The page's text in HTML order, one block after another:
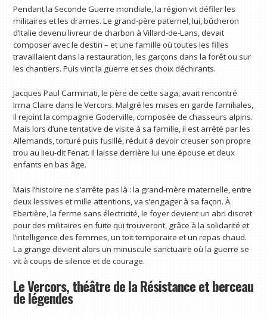
Pendant la Seconde Guerre mondiale, la région vit défiler les
militaires et les drames. Le grand-père paternel, lui, bûcheron
d’Italie devenu livreur de charbon à Villard-de-Lans, devait
composer avec le destin – et une famille où toutes les filles
travaillaient dans la restauration, les garçons dans la forêt ou sur
les chantiers. Puis vint la guerre et ses choix déchirants.
Jacques Paul Carminati, le père de cette saga, avait rencontré
Irma Claire dans le Vercors. Malgré les mises en garde familiales,
il rejoint la compagnie Goderville, composée de chasseurs alpins.
Mais lors d’une tentative de visite à sa famille, il est arrêté par les
Allemands, torturé puis fusillé, réduit à devoir creuser son propre
trou au lieu-dit Fenat. Il laisse derrière lui une épouse et deux
enfants en bas âge.
Mais l’histoire ne s’arrête pas là : la grand-mère maternelle, entre
deux lessives et mille attentions, va s’engager à sa façon. À
Ebertière, la ferme sans électricité, le foyer devient un abri discret
pour des militaires en fuite qui trouveront, grâce à la solidarité et
l’intelligence des femmes, un toit temporaire et un repas chaud.
La grange devient alors un minuscule sanctuaire où la guerre se
vit à coups de silence et de courage.
Le Vercors, théâtre de la Résistance et berceau
de légendes